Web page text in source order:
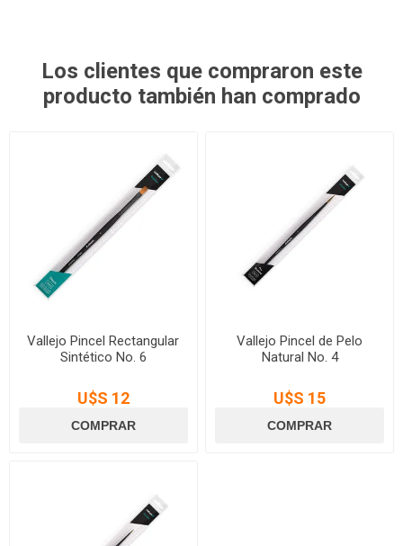
Los clientes que compraron este
producto también han comprado
Vallejo Pincel Rectangular
Sintético No. 6
U$S 12
Vallejo Pincel de Pelo
Natural No. 4
U$S 15